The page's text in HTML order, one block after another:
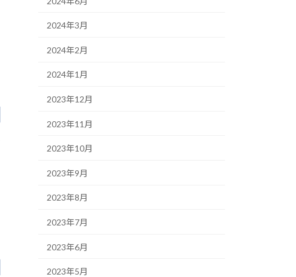
2024年3月
2024年2月
2024年1月
2023年12月
2023年11月
2023年10月
2023年9月
2023年8月
2023年7月
2023年6月
2023年5月